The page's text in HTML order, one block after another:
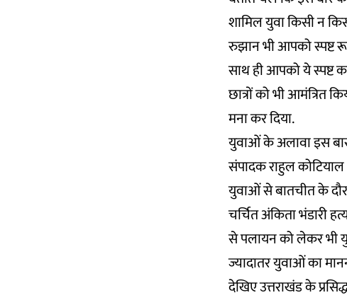
शामिल युवा किसी न
रुझान भी आपको स्पष्ट
साथ ही आपको ये स्पष्ट
छात्रों को भी आमंत्रित
मना कर दिया.
युवाओं के अलावा इस बार
संपादक राहुल कोटियाल
युवाओं से बातचीत के
चर्चित अंकिता भंडारी
से पलायन को लेकर भी
ज्यादातर युवाओं का
देखिए उत्तराखंड के